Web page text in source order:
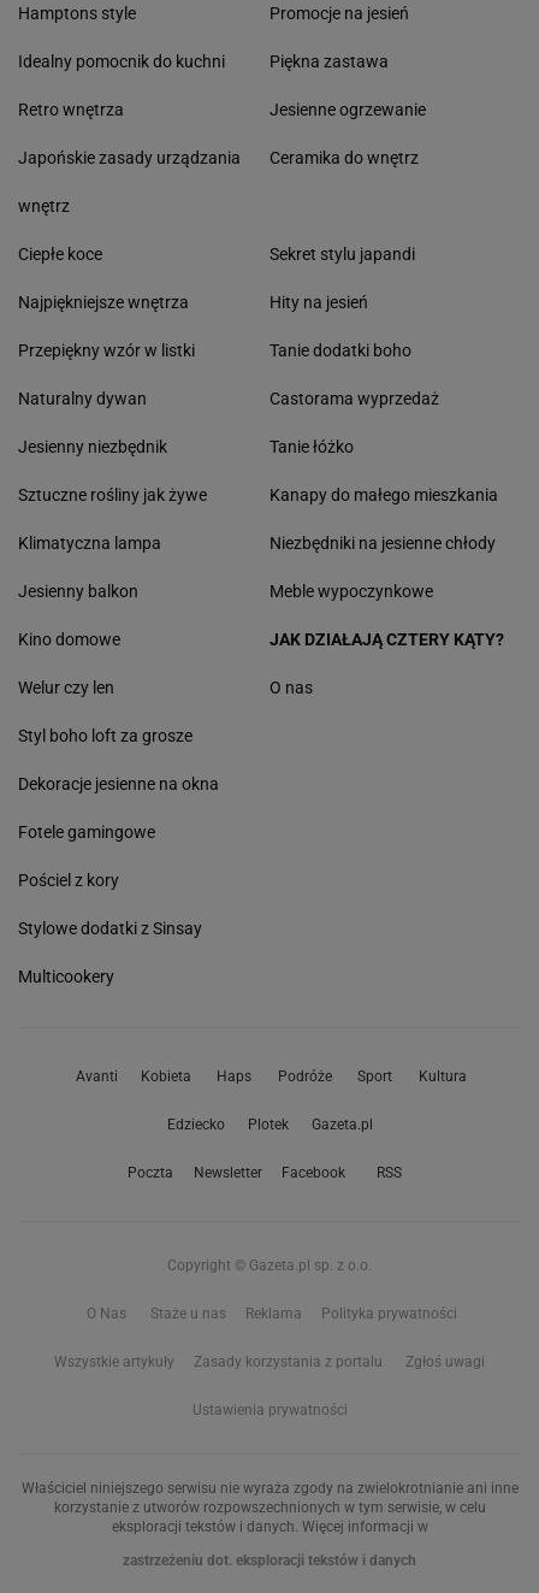
Hamptons style
Idealny pomocnik do kuchni
Retro wnętrza
Japońskie zasady urządzania
wnętrz
Promocje na jesień
Piękna zastawa
Jesienne ogrzewanie
Ceramika do wnętrz
Ciepłe koce
Najpiękniejsze wnętrza
Przepiękny wzór w listki
Naturalny dywan
Jesienny niezbędnik
Sztuczne rośliny jak żywe
Klimatyczna lampa
Jesienny balkon
Sekret stylu japandi
Hity na jesień
Tanie dodatki boho
Castorama wyprzedaż
Tanie łóżko
Kanapy do małego mieszkania
Niezbędniki na jesienne chłody
Meble wypoczynkowe
Kino domowe
Welur czy len
Styl boho loft za grosze
Dekoracje jesienne na okna
Fotele gamingowe
Pościel z kory
Stylowe dodatki z Sinsay
Multicookery
JAK DZIAŁAJĄ CZTERY KĄTY?
O nas
Avanti Kobieta Haps Podróże Sport Kultura
Edziecko Plotek Gazeta.pl
Poczta Newsletter Facebook RSS
Copyright © Gazeta.pl sp. z o.o.
O Nas Staże u nas Reklama Polityka prywatności
Wszystkie artykuły Zasady korzystania z portalu Zgłoś uwagi
Ustawienia prywatności
Właściciel niniejszego serwisu nie wyraża zgody na zwielokrotnianie ani inne
korzystanie z utworów rozpowszechnionych w tym serwisie, w celu
eksploracji tekstów i danych. Więcej informacji w
zastrzeżeniu dot. eksploracji tekstów i danych